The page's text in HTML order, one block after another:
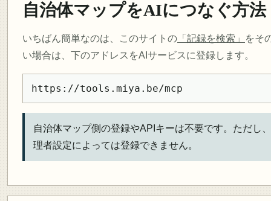
自治体マップをAIにつなぐ方法
いちばん簡単なのは、このサイトの 「記録を検索」
をそ
い場合は、下のアドレスをAIサービスに登録します。
https://tools.miya.be/mcp
自治体マップ側の登録やAPIキーは不要です。ただし
理者設定によっては登録できません。